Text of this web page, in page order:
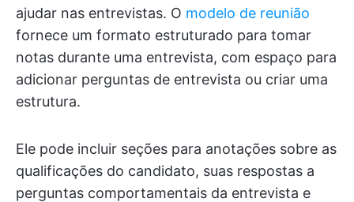
ajudar nas entrevistas. O modelo de reunião
fornece um formato estruturado para tomar
notas durante uma entrevista, com espaço para
adicionar perguntas de entrevista ou criar uma
estrutura.
Ele pode incluir seções para anotações sobre as
qualificações do candidato, suas respostas a
perguntas comportamentais da entrevista e